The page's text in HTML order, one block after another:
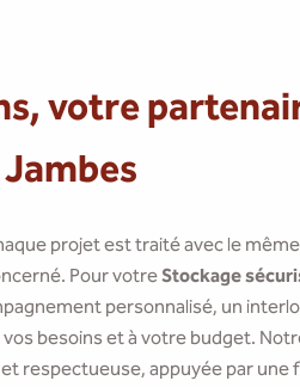
votre
projet est traité avec le
Pour votreStockage
personnalisé, un
besoins et à votre budget.
respectueuse, appuyée par